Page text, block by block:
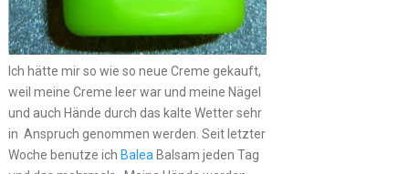
Ich hätte mir so wie so neue Creme gekauft,
weil meine Creme leer war und meine Nägel
und auch Hände durch das kalte Wetter sehr
in Anspruch genommen werden. Seit letzter
Woche benutze ich Balea Balsam jeden Tag